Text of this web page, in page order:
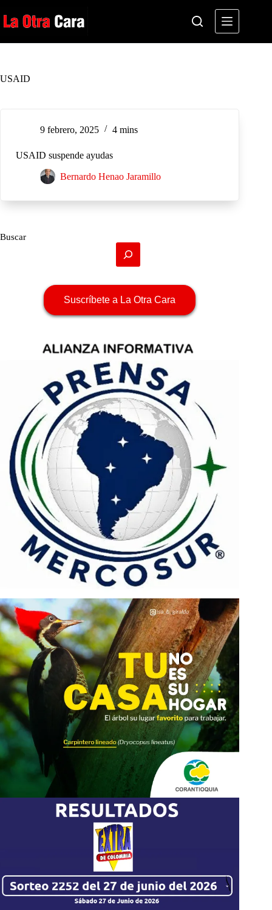
al
contenido
USAID
9 febrero, 2025 4 mins
USAID suspende ayudas
Bernardo Henao Jaramillo
Buscar
Suscríbete a La Otra Cara